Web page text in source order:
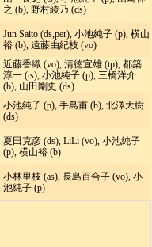
之 (b), 野村綾乃 (ds)
Jun Saito (ds,per), 小池純子 (p), 横山
裕 (b), 遠藤由紀枝 (vo)
近藤香織 (vo), 清徳宣雄 (tp), 都築
淳一 (ts), 小池純子 (p), 三橋洋介
(b), 山田剛史 (ds)
小池純子 (p), 手島甫 (b), 北澤大樹
(ds)
夏田克彦 (ds), LiLi (vo), 小池純子
(p), 横山裕 (b)
小林里枝 (as), 長島百合子 (vo), 小
池純子 (p)